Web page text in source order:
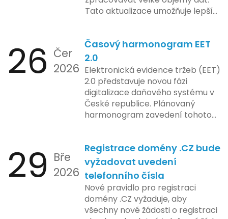
konkrétních záměrech či časové
ose zavedení této technologie.
Tato aktualizace umožňuje lepší
podniky s náročnými účetními
procesy.
26 Čer
2026
Časový harmonogram EET
2.0
Elektronická evidence tržeb (EET)
2.0 představuje novou fázi
digitalizace daňového systému v
České republice. Plánovaný
harmonogram zavedení tohoto
zahrnuje přípravu technické
platformy a legislativních změn,
které by měly být předloženy do
konce tohoto roku. Očekává se,
že tato fáze umožní adaptaci
systémů a rozšíření podpory pro
podnikatele, přičemž všechny
29 Bře
2026
Registrace domény .CZ bude
vyžadovat uvedení
telefonního čísla
Nové pravidlo pro registraci
domény .CZ vyžaduje, aby
všechny nové žádosti o registraci